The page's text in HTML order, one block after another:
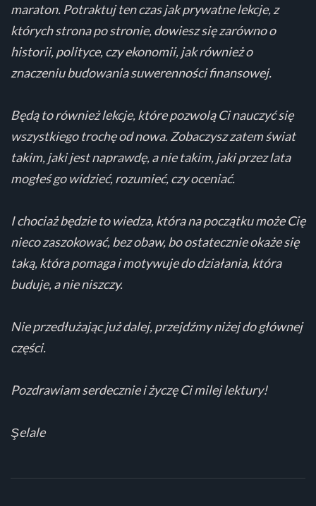
maraton. Potraktuj ten czas jak prywatne lekcje, z
których strona po stronie, dowiesz się zarówno o
historii, polityce, czy ekonomii, jak również o
znaczeniu budowania suwerenności finansowej.
Będą to również lekcje, które pozwolą Ci nauczyć się
wszystkiego trochę od nowa. Zobaczysz zatem świat
takim, jaki jest naprawdę, a nie takim, jaki przez lata
mogłeś go widzieć, rozumieć, czy oceniać.
I chociaż będzie to wiedza, która na początku może Cię
nieco zaszokować, bez obaw, bo ostatecznie okaże się
taką, która pomaga i motywuje do działania, która
buduje, a nie niszczy.
Nie przedłużając już dalej, przejdźmy niżej do głównej
części.
Pozdrawiam serdecznie i życzę Ci milej lektury!
Şelale